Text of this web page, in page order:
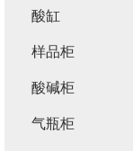
酸缸
样品柜
酸碱柜
气瓶柜